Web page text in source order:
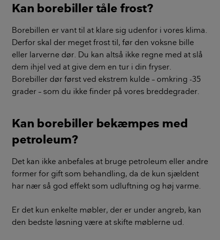
Kan borebiller tåle frost?
Borebillen er vant til at klare sig udenfor i vores klima.
Derfor skal der meget frost til, før den voksne bille
eller larverne dør. Du kan altså ikke regne med at slå
dem ihjel ved at give dem en tur i din fryser.
Borebiller dør først ved ekstrem kulde – omkring -35
grader – som du ikke finder på vores breddegrader.
Kan borebiller bekæmpes med
petroleum?
Det kan ikke anbefales at bruge petroleum eller andre
former for gift som behandling, da de kun sjældent
har nær så god effekt som udluftning og høj varme.
Er det kun enkelte møbler, der er under angreb, kan
den bedste løsning være at skifte møblerne ud.